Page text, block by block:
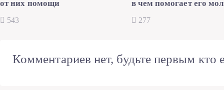
от них помощи
543
в чем помогает его
277
Комментариев нет, будьте первым кто